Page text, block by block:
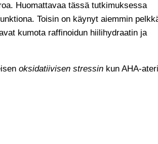
Huomattavaa tässä tutkimuksessa
Toisin on käynyt aiemmin
kumota raffinoidun hiilihydraatin ja
oksidatiivisen stressin kun AHA-